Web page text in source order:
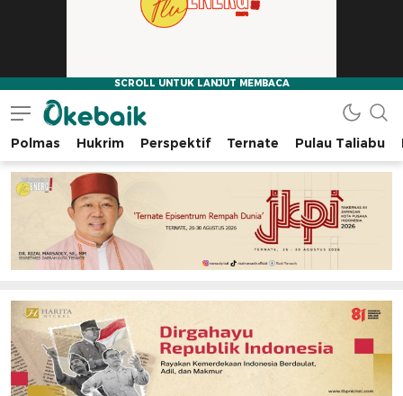
Okebaik.id
Baiknya Dibaca
Polmas Hukrim Perspektif Ternate Pulau Taliabu